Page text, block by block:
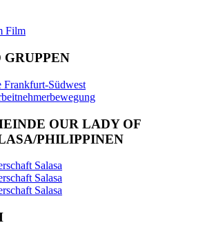
Film
Südwest
OUR LADY OF
PHILIPPINEN
Salasa
Salasa
Salasa